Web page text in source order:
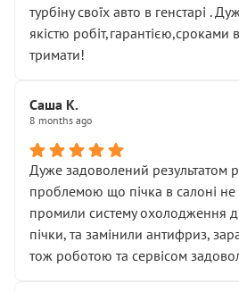
турбіну своїх авто в генстарі .
якістю робіт,гарантією,сроками
тримати!
Саша К.
8 months ago
Дуже задоволений результатом
проблемою що пічка в салоні не
промили систему охолодження
пічки, та замінили антифриз,
тож роботою та сервісом